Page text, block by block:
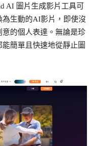
AI 圖片生成影片工具可
生動的AI影片，即使沒
的個人表達。無論是珍
簡單且快速地從靜止圖